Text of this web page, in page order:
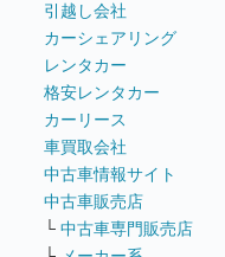
引越し会社
カーシェアリング
レンタカー
格安レンタカー
カーリース
車買取会社
中古車情報サイト
中古車販売店
└ 中古車専門販売店